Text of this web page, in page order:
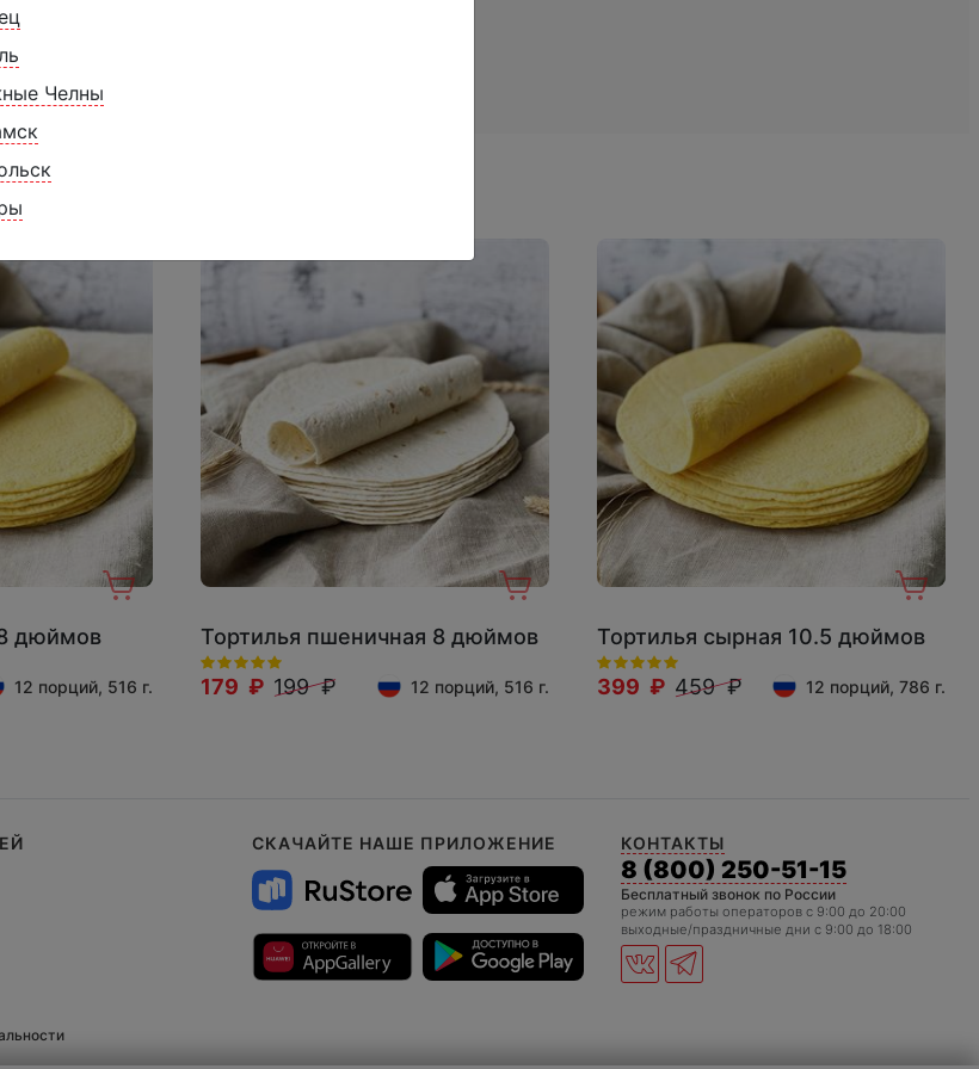
Челны
товары
дюймов
12 порций, 516 г.
Тортилья пшеничная 8 дюймов
179 ₽ 199 ₽ 12 порций, 516 г.
Тортилья сырная 10.5 дюймов
399 ₽ 459 ₽ 12 порций, 786 г.
СКАЧАЙТЕ НАШЕ ПРИЛОЖЕНИЕ КОНТАКТЫ
8 (800) 250-51-15
Бесплатный звонок по России
режим работы операторов c 9:00 до 20:00
выходные/праздничные дни с 9:00 до 18:00